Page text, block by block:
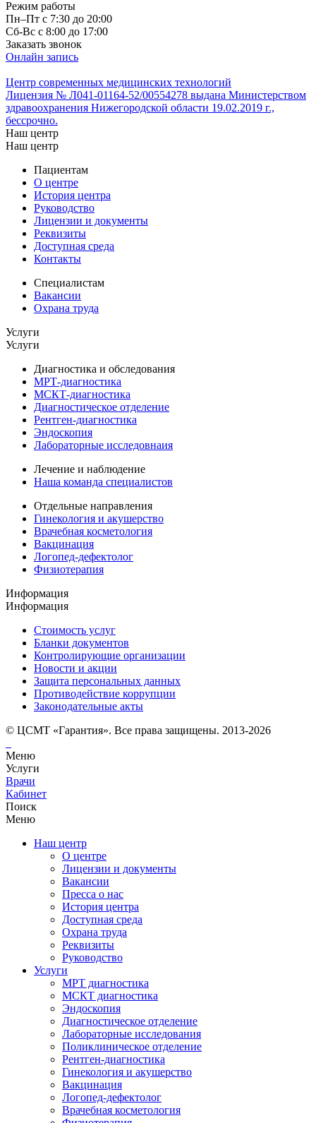
Режим работы
Пн–Пт с 7:30 до 20:00
Cб-Вс с 8:00 до 17:00
Заказать звонок
Онлайн запись
Центр современных медицинских технологий
Лицензия № Л041-01164-52/00554278 выдана Министерством
здравоохранения Нижегородской области 19.02.2019 г.,
бессрочно.
Наш центр
Наш центр
Пациентам
О центре
История центра
Руководство
Лицензии и документы
Реквизиты
Доступная среда
Контакты
Специалистам
Вакансии
Охрана труда
Услуги
Услуги
Диагностика и обследования
МРТ-диагностика
МСКТ-диагностика
Диагностическое отделение
Рентген-диагностика
Эндоскопия
Лабораторные исследовнаия
Лечение и наблюдение
Наша команда специалистов
Отдельные направления
Гинекология и акушерство
Врачебная косметология
Вакцинация
Логопед-дефектолог
Физиотерапия
Информация
Информация
Стоимость услуг
Бланки документов
Контролирующие организации
Новости и акции
Защита персональных данных
Противодействие коррупции
Законодательные акты
© ЦСМТ «Гарантия». Все права защищены. 2013-2026
Меню
Услуги
Врачи
Кабинет
Поиск
Меню
Наш центр
О центре
Лицензии и документы
Вакансии
Пресса о нас
История центра
Доступная среда
Охрана труда
Реквизиты
Руководство
Услуги
МРТ диагностика
МСКТ диагностика
Эндоскопия
Диагностическое отделение
Лабораторные исследования
Поликлиническое отделение
Рентген-диагностика
Гинекология и акушерство
Вакцинация
Логопед-дефектолог
Врачебная косметология